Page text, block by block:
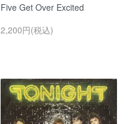
Five Get Over Excited
2,200円(税込)